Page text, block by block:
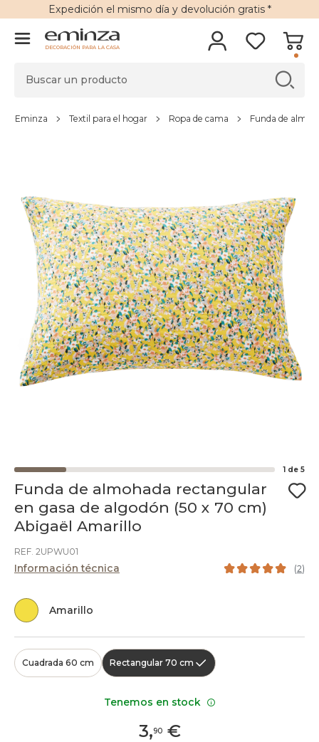
Expedición el mismo día y devolución gratis*
DECORACIÓN PARA LA CASA
Eminza Textil para el hogar Ropa de cama Funda de
1 de 5
Funda de almohada rectangular
en gasa de algodón (50 x 70 cm)
Abigaël Amarillo
REF. 2UPWU01
Información técnica (2)
Amarillo
Cuadrada 60 cm Rectangular 70 cm
3,90€